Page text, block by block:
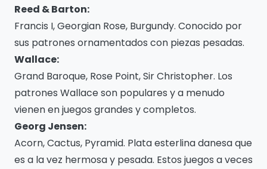
Reed & Barton:
Francis I, Georgian Rose, Burgundy. Conocido por
sus patrones ornamentados con piezas pesadas.
Wallace:
Grand Baroque, Rose Point, Sir Christopher. Los
patrones Wallace son populares y a menudo
vienen en juegos grandes y completos.
Georg Jensen:
Acorn, Cactus, Pyramid. Plata esterlina danesa que
es a la vez hermosa y pesada. Estos juegos a veces